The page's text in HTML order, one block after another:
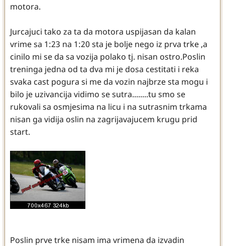
motora.
Jurcajuci tako za ta da motora uspijasan da kalan
vrime sa 1:23 na 1:20 sta je bolje nego iz prva trke ,a
cinilo mi se da sa vozija polako tj. nisan ostro.Poslin
treninga jedna od ta dva mi je dosa cestitati i reka
svaka cast pogura si me da vozin najbrze sta mogu i
bilo je uzivancija vidimo se sutra........tu smo se
rukovali sa osmjesima na licu i na sutrasnim trkama
nisan ga vidija oslin na zagrijavajucem krugu prid
start.
Poslin prve trke nisam ima vrimena da izvadin